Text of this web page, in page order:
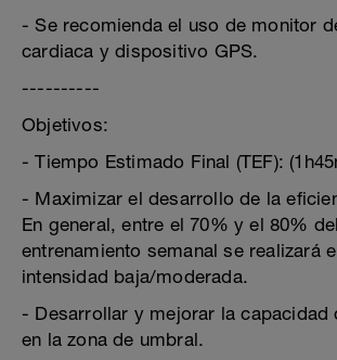
- Se recomienda el uso de monitor
cardiaca y dispositivo GPS.
----------
Objetivos:
- Tiempo Estimado Final (TEF):
- Maximizar el desarrollo de la
En general, entre el 70% y el 80%
entrenamiento semanal se realizará
intensidad baja/moderada.
- Desarrollar y mejorar la capacidad
en la zona de umbral.